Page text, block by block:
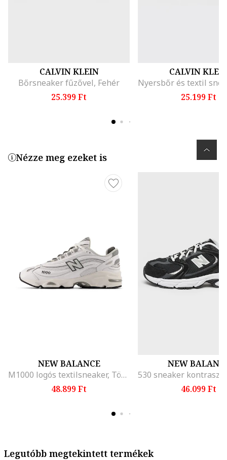
CALVIN KLEIN
Bőrsneaker fűzővel, Fehér
25.399 Ft
CALVIN
25.199 Ft
Nézze meg ezeket is
NEW BALANCE
M1000 logós textilsneaker, Törtfehér
48.899 Ft
NEW
46.099 Ft
Legutóbb megtekintett termékek